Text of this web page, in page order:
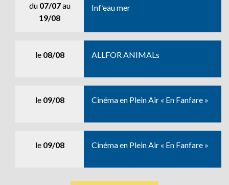
du 07/07au
19/08
Inf’eau mer
le 08/08 ALLFOR ANIMALs
le 09/08 Cinéma en Plein Air « En Fanfare »
le 09/08 Cinéma en Plein Air « En Fanfare »